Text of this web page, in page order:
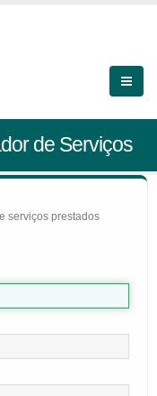
de Serviços
serviços prestados